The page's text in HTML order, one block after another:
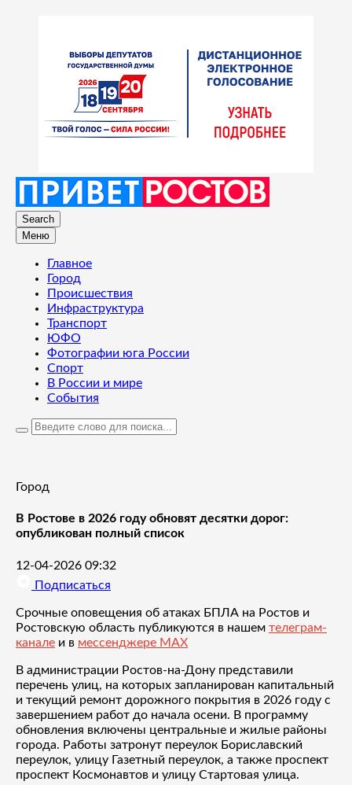
Search
Меню
Главное
Город
Происшествия
Инфраструктура
Транспорт
ЮФО
Фотографии юга России
Спорт
В России и мире
События
Город
В Ростове в 2026 году обновят десятки дорог:
опубликован полный список
12-04-2026 09:32
Подписаться
Срочные оповещения об атаках БПЛА на Ростов и
Ростовскую область публикуются в нашем телеграм-
канале и в мессенджере MAX
В администрации Ростов-на-Дону представили
перечень улиц, на которых запланирован капитальный
и текущий ремонт дорожного покрытия в 2026 году с
завершением работ до начала осени. В программу
обновления включены центральные и жилые районы
города. Работы затронут переулок Бориславский
переулок, улицу Газетный переулок, а также проспект
проспект Космонавтов и улицу Стартовая улица.